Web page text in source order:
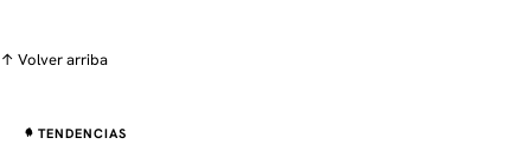
↑ Volver arriba
TENDENCIAS